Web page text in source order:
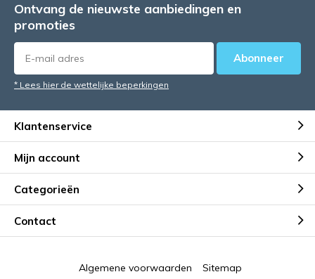
Ontvang de nieuwste aanbiedingen en
promoties
Abonneer
* Lees hier de wettelijke beperkingen
Klantenservice
Mijn account
Categorieën
Contact
Algemene voorwaarden Sitemap